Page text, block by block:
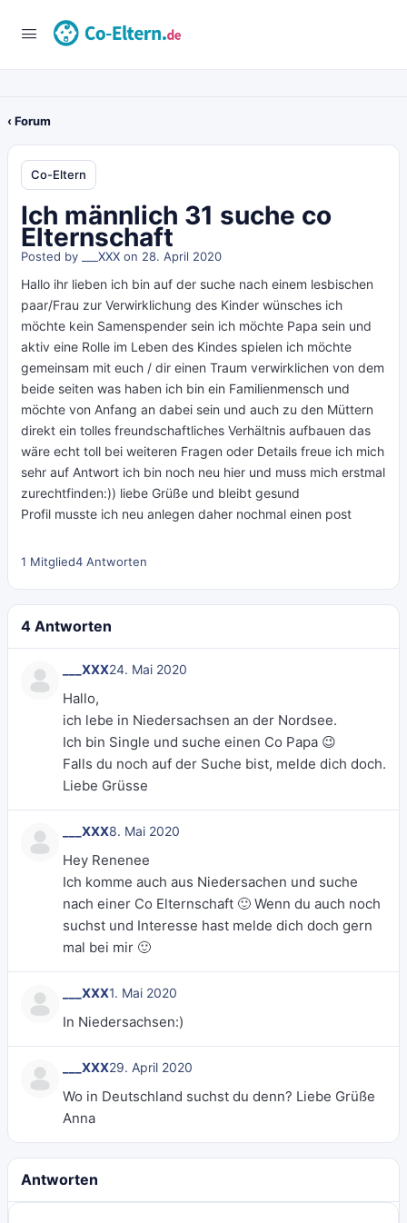
‹ Forum
Co-Eltern
Ich männlich 31 suche co
Elternschaft
Posted by ___XXX on 28. April 2020
Hallo ihr lieben ich bin auf der suche nach einem lesbischen
paar/Frau zur Verwirklichung des Kinder wünsches ich
möchte kein Samenspender sein ich möchte Papa sein und
aktiv eine Rolle im Leben des Kindes spielen ich möchte
gemeinsam mit euch / dir einen Traum verwirklichen von dem
beide seiten was haben ich bin ein Familienmensch und
möchte von Anfang an dabei sein und auch zu den Müttern
direkt ein tolles freundschaftliches Verhältnis aufbauen das
wäre echt toll bei weiteren Fragen oder Details freue ich mich
sehr auf Antwort ich bin noch neu hier und muss mich erstmal
zurechtfinden:)) liebe Grüße und bleibt gesund
Profil musste ich neu anlegen daher nochmal einen post
1 Mitglied4 Antworten
4 Antworten
___XXX24. Mai 2020
Hallo,
ich lebe in Niedersachsen an der Nordsee.
Ich bin Single und suche einen Co Papa 😉
Falls du noch auf der Suche bist, melde dich doch.
Liebe Grüsse
___XXX8. Mai 2020
Hey Renenee
Ich komme auch aus Niedersachen und suche
nach einer Co Elternschaft 🙂 Wenn du auch noch
suchst und Interesse hast melde dich doch gern
mal bei mir 🙂
___XXX1. Mai 2020
In Niedersachsen:)
___XXX29. April 2020
Wo in Deutschland suchst du denn? Liebe Grüße
Anna
Antworten